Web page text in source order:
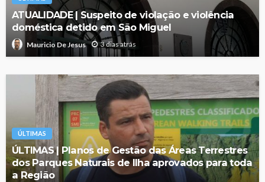
ATUALIDADE | Suspeito de violação e violência
doméstica detido em São Miguel
Mauricio De Jesus 3 dias atrás
ÚLTIMAS
ÚLTIMAS | Planos de Gestão das Áreas Terrestres
dos Parques Naturais de Ilha aprovados para toda
a Região